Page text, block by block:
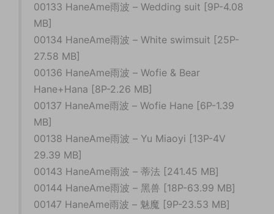
00133 HaneAme雨波 – Wedding suit [9P-4.08
MB]
00134 HaneAme雨波 – White swimsuit [25P-
27.58 MB]
00136 HaneAme雨波 – Wofie & Bear
Hane+Hana [8P-2.26 MB]
00137 HaneAme雨波 – Wofie Hane [6P-1.39
MB]
00138 HaneAme雨波 – Yu Miaoyi [13P-4V
29.39 MB]
00143 HaneAme雨波 – 蒂法 [241.45 MB]
00144 HaneAme雨波 – 黑兽 [18P-63.99 MB]
00147 HaneAme雨波 – 魅魔 [9P-23.53 MB]